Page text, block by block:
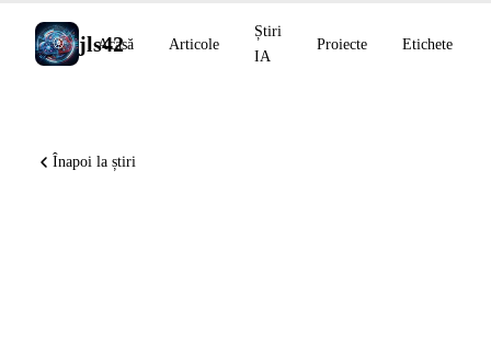
jls42
Acasă Articole
Știri
IA
Proiecte Etichete
Înapoi la știri